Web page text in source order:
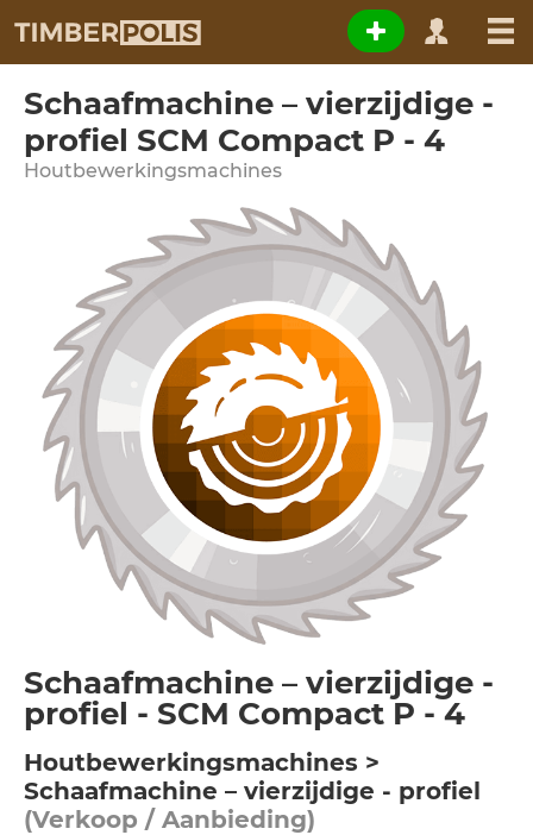
Schaafmachine – vierzijdige -
profiel SCM Compact P - 4
Houtbewerkingsmachines
Schaafmachine – vierzijdige -
profiel - SCM Compact P - 4
Houtbewerkingsmachines >
Schaafmachine – vierzijdige - profiel
(Verkoop / Aanbieding)